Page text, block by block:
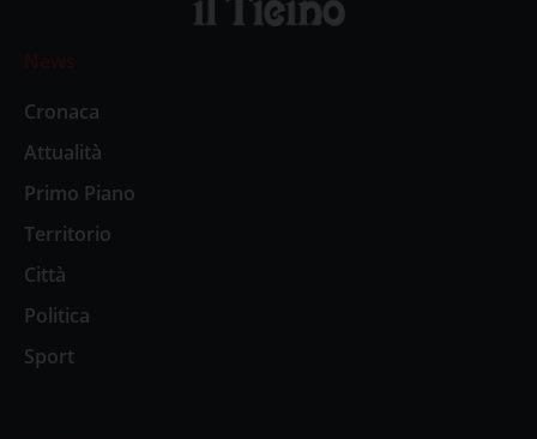
News
Cronaca
Attualità
Primo Piano
Territorio
Città
Politica
Sport